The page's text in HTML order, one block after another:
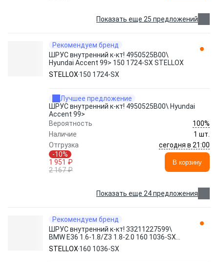
Показать еще 25 предложений
Рекомендуем бренд
ШРУС внутренний к-кт! 4950525B00\
Hyundai Accent 99> 150 1724-SX STELLOX
STELLOX 150 1724-SX
Лучшее предложение
ШРУС внутренний к-кт! 4950525B00\ Hyundai
Accent 99>
Вероятность
100%
Наличие
1 шт.
Отгрузка
сегодня в 21:00
-10%
1 951 ₽
2 167 ₽
В корзину
Показать еще 24 предложения
Рекомендуем бренд
ШРУС внутренний к-кт! 33211227599\
BMW E36 1.6-1.8/Z3 1.8-2.0 160 1036-SX
STELLOX
STELLOX 160 1036-SX